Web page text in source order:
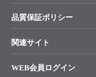
技術セミナーのご案内
タカラバイオ発表文献
SMARTer NGSポータルサイト
プライマー設計
制限酵素切断サイトの検索
├ 実験コンシェルジュ
├ 受託サービスお問い合わせ
品質保証ポリシー
関連サイト
WEB会員ログイン